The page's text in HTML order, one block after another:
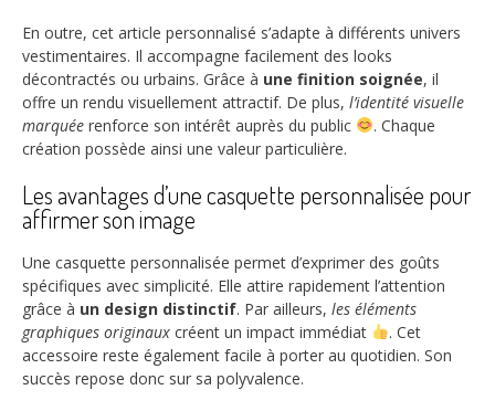
En outre, cet article personnalisé s’adapte à différents univers
vestimentaires. Il accompagne facilement des looks
décontractés ou urbains. Grâce à une finition soignée, il
offre un rendu visuellement attractif. De plus, l’identité visuelle
marquée renforce son intérêt auprès du public
. Chaque
création possède ainsi une valeur particulière.
Les avantages d’une casquette personnalisée pour
affirmer son image
Une casquette personnalisée permet d’exprimer des goûts
spécifiques avec simplicité. Elle attire rapidement l’attention
grâce à un design distinctif. Par ailleurs, les éléments
graphiques originaux créent un impact immédiat
. Cet
accessoire reste également facile à porter au quotidien. Son
succès repose donc sur sa polyvalence.